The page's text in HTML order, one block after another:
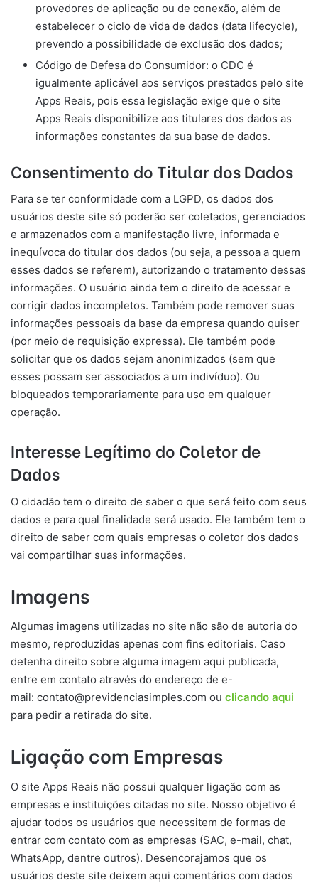
provedores de aplicação ou de conexão, além de
estabelecer o ciclo de vida de dados (data lifecycle),
prevendo a possibilidade de exclusão dos dados;
Código de Defesa do Consumidor: o CDC é
igualmente aplicável aos serviços prestados pelo site
Apps Reais, pois essa legislação exige que o site
Apps Reais disponibilize aos titulares dos dados as
informações constantes da sua base de dados.
Consentimento do Titular dos Dados
Para se ter conformidade com a LGPD, os dados dos
usuários deste site só poderão ser coletados, gerenciados
e armazenados com a manifestação livre, informada e
inequívoca do titular dos dados (ou seja, a pessoa a quem
esses dados se referem), autorizando o tratamento dessas
informações. O usuário ainda tem o direito de acessar e
corrigir dados incompletos. Também pode remover suas
informações pessoais da base da empresa quando quiser
(por meio de requisição expressa). Ele também pode
solicitar que os dados sejam anonimizados (sem que
esses possam ser associados a um indivíduo). Ou
bloqueados temporariamente para uso em qualquer
operação.
Interesse Legítimo do Coletor de
Dados
O cidadão tem o direito de saber o que será feito com seus
dados e para qual finalidade será usado. Ele também tem o
direito de saber com quais empresas o coletor dos dados
vai compartilhar suas informações.
Imagens
Algumas imagens utilizadas no site não são de autoria do
mesmo, reproduzidas apenas com fins editoriais. Caso
detenha direito sobre alguma imagem aqui publicada,
entre em contato através do endereço de e-
mail: contato@previdenciasimples.com ou clicando aqui
para pedir a retirada do site.
Ligação com Empresas
O site Apps Reais não possui qualquer ligação com as
empresas e instituições citadas no site. Nosso objetivo é
ajudar todos os usuários que necessitem de formas de
entrar com contato com as empresas (SAC, e-mail, chat,
WhatsApp, dentre outros). Desencorajamos que os
usuários deste site deixem aqui comentários com dados